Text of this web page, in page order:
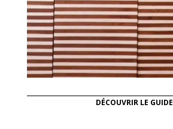
DÉCOUVRIR LE GUIDE